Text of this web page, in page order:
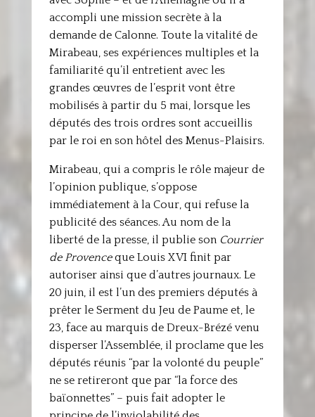
accompli une mission secrète à la
demande de Calonne. Toute la vitalité de
Mirabeau, ses expériences multiples et la
familiarité qu’il entretient avec les
grandes œuvres de l’esprit vont être
mobilisés à partir du 5 mai, lorsque les
députés des trois ordres sont accueillis
par le roi en son hôtel des Menus-Plaisirs.
Mirabeau, qui a compris le rôle majeur de
l’opinion publique, s’oppose
immédiatement à la Cour, qui refuse la
publicité des séances. Au nom de la
liberté de la presse, il publie son Courrier
de Provenceque Louis XVI finit par
autoriser ainsi que d’autres journaux. Le
20 juin, il est l’un des premiers députés à
prêter le Serment du Jeu de Paume et, le
23, face au marquis de Dreux-Brézé venu
disperser l’Assemblée, il proclame que les
députés réunis “par la volonté du peuple”
ne se retireront que par “la force des
baïonnettes” – puis fait adopter le